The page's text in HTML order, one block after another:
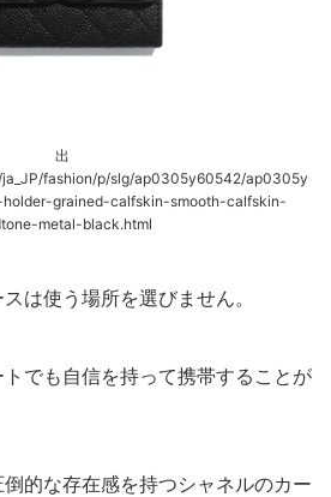
出
fashion/p/slg/ap0305y60542/ap0305y
grained-calfskin-smooth-calfskin-
metal-black.html
は使う場所を選びません。
でも自信を持って携帯することが
的な存在感を持つシャネルのカー